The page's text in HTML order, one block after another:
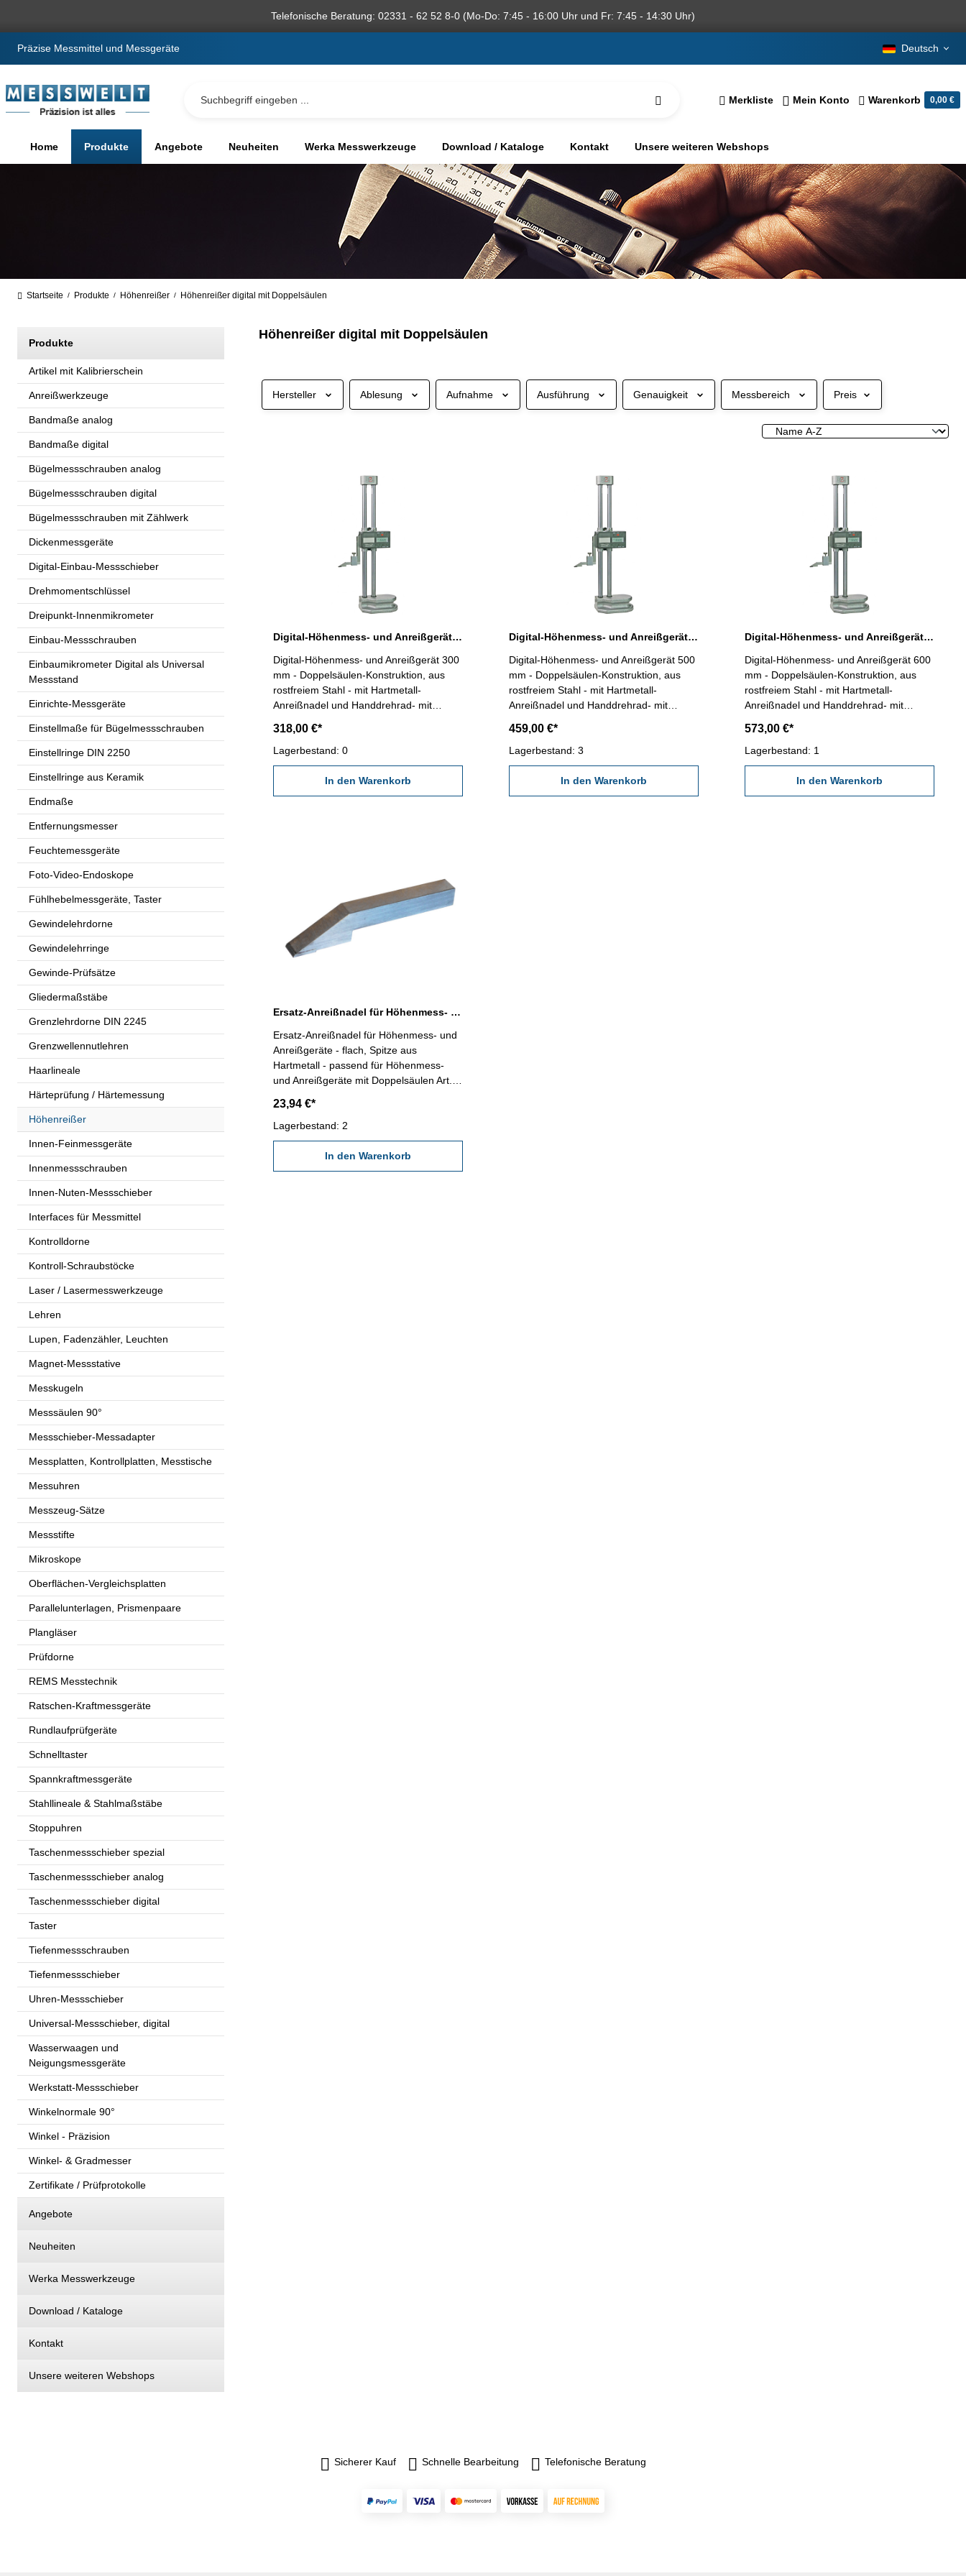
Telefonische Beratung: 02331 - 62 52 8-0 (Mo-Do: 7:45 - 16:00 Uhr und Fr: 7:45 - 14:30 Uhr)
Präzise Messmittel und Messgeräte Deutsch
Merkliste Mein Konto Warenkorb 0,00 €
Home Produkte Angebote Neuheiten Werka Messwerkzeuge Download / Kataloge Kontakt Unsere weiteren Webshops
Startseite / Produkte / Höhenreißer / Höhenreißer digital mit Doppelsäulen
Produkte
Artikel mit Kalibrierschein
Anreißwerkzeuge
Bandmaße analog
Bandmaße digital
Bügelmessschrauben analog
Bügelmessschrauben digital
Bügelmessschrauben mit Zählwerk
Dickenmessgeräte
Digital-Einbau-Messschieber
Drehmomentschlüssel
Dreipunkt-Innenmikrometer
Einbau-Messschrauben
Einbaumikrometer Digital als Universal
Messstand
Einrichte-Messgeräte
Einstellmaße für Bügelmessschrauben
Einstellringe DIN 2250
Einstellringe aus Keramik
Endmaße
Entfernungsmesser
Feuchtemessgeräte
Foto-Video-Endoskope
Fühlhebelmessgeräte, Taster
Gewindelehrdorne
Gewindelehrringe
Gewinde-Prüfsätze
Gliedermaßstäbe
Grenzlehrdorne DIN 2245
Grenzwellennutlehren
Haarlineale
Härteprüfung / Härtemessung
Höhenreißer
Innen-Feinmessgeräte
Innenmessschrauben
Innen-Nuten-Messschieber
Interfaces für Messmittel
Kontrolldorne
Kontroll-Schraubstöcke
Laser / Lasermesswerkzeuge
Lehren
Lupen, Fadenzähler, Leuchten
Magnet-Messstative
Messkugeln
Messsäulen 90°
Messschieber-Messadapter
Messplatten, Kontrollplatten, Messtische
Messuhren
Messzeug-Sätze
Messstifte
Mikroskope
Oberflächen-Vergleichsplatten
Parallelunterlagen, Prismenpaare
Plangläser
Prüfdorne
REMS Messtechnik
Ratschen-Kraftmessgeräte
Rundlaufprüfgeräte
Schnelltaster
Spannkraftmessgeräte
Stahllineale & Stahlmaßstäbe
Stoppuhren
Taschenmessschieber spezial
Taschenmessschieber analog
Taschenmessschieber digital
Taster
Tiefenmessschrauben
Tiefenmessschieber
Uhren-Messschieber
Universal-Messschieber, digital
Wasserwaagen und
Neigungsmessgeräte
Werkstatt-Messschieber
Winkelnormale 90°
Winkel - Präzision
Winkel- & Gradmesser
Zertifikate / Prüfprotokolle
Angebote
Neuheiten
Werka Messwerkzeuge
Download / Kataloge
Kontakt
Unsere weiteren Webshops
Höhenreißer digital mit Doppelsäulen
Hersteller Ablesung Aufnahme Ausführung Genauigkeit Messbereich Preis
Digital-Höhenmess- und Anreißgerät 300 mm mit Doppelsäulen
Digital-Höhenmess- und Anreißgerät 300
mm - Doppelsäulen-Konstruktion, aus
rostfreiem Stahl - mit Hartmetall-
Anreißnadel und Handdrehrad- mit
Taste - Ablesung: 0,01 mm / 0,0005"
Messbereich: 300 mm
318,00 €*
Lagerbestand: 0
In den Warenkorb
Digital-Höhenmess- und Anreißgerät 500 mm mit Doppelsäulen
Digital-Höhenmess- und Anreißgerät 500
mm - Doppelsäulen-Konstruktion, aus
rostfreiem Stahl - mit Hartmetall-
Anreißnadel und Handdrehrad- mit
Taste - Ablesung: 0,01 mm / 0,0005"
Messbereich: 500 mm
459,00 €*
Lagerbestand: 3
In den Warenkorb
Digital-Höhenmess- und Anreißgerät 600 mm mit Doppelsäulen
Digital-Höhenmess- und Anreißgerät 600
mm - Doppelsäulen-Konstruktion, aus
rostfreiem Stahl - mit Hartmetall-
Anreißnadel und Handdrehrad- mit
Taste - Ablesung: 0,01 mm / 0,0005"
Messbereich: 600 mm
573,00 €*
Lagerbestand: 1
In den Warenkorb
Ersatz-Anreißnadel für Höhenmess- und Anreißgeräte mit Doppelsäulen
Ersatz-Anreißnadel für Höhenmess- und
Anreißgeräte - flach, Spitze aus
Hartmetall - passend für Höhenmess-
und Anreißgeräte mit Doppelsäulen Art.-
219.068
23,94 €*
Lagerbestand: 2
In den Warenkorb
Sicherer Kauf Schnelle Bearbeitung Telefonische Beratung